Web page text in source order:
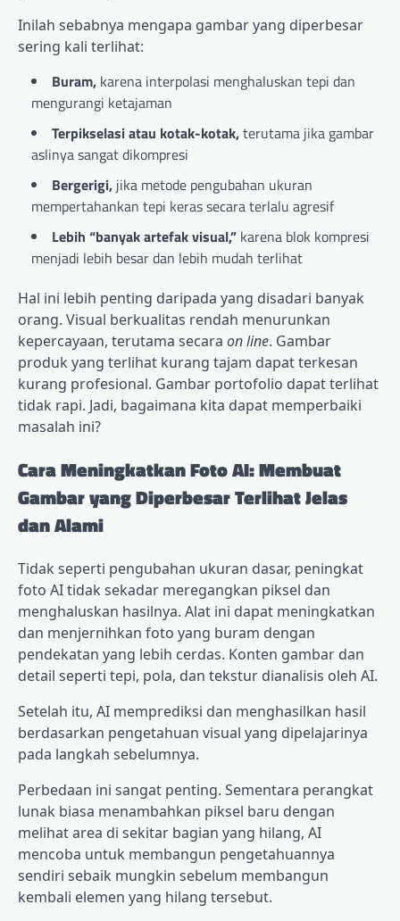
Inilah sebabnya mengapa gambar yang diperbesar
sering kali terlihat:
Buram, karena interpolasi menghaluskan tepi dan
mengurangi ketajaman
Terpikselasi atau kotak-kotak,terutama jika gambar
aslinya sangat dikompresi
Bergerigi, jika metode pengubahan ukuran
mempertahankan tepi keras secara terlalu agresif
Lebih “banyak artefak visual,” karena blok kompresi
menjadi lebih besar dan lebih mudah terlihat
Hal ini lebih penting daripada yang disadari banyak
orang. Visual berkualitas rendah menurunkan
kepercayaan, terutama secara on line. Gambar
produk yang terlihat kurang tajam dapat terkesan
kurang profesional. Gambar portofolio dapat terlihat
tidak rapi. Jadi, bagaimana kita dapat memperbaiki
masalah ini?
Cara Meningkatkan Foto AI: Membuat
Gambar yang Diperbesar Terlihat Jelas
dan Alami
Tidak seperti pengubahan ukuran dasar, peningkat
foto AI tidak sekadar meregangkan piksel dan
menghaluskan hasilnya. Alat ini dapat meningkatkan
dan menjernihkan foto yang buram dengan
pendekatan yang lebih cerdas. Konten gambar dan
detail seperti tepi, pola, dan tekstur dianalisis oleh AI.
Setelah itu, AI memprediksi dan menghasilkan hasil
berdasarkan pengetahuan visual yang dipelajarinya
pada langkah sebelumnya.
Perbedaan ini sangat penting. Sementara perangkat
lunak biasa menambahkan piksel baru dengan
melihat area di sekitar bagian yang hilang, AI
mencoba untuk membangun pengetahuannya
sendiri sebaik mungkin sebelum membangun
kembali elemen yang hilang tersebut.